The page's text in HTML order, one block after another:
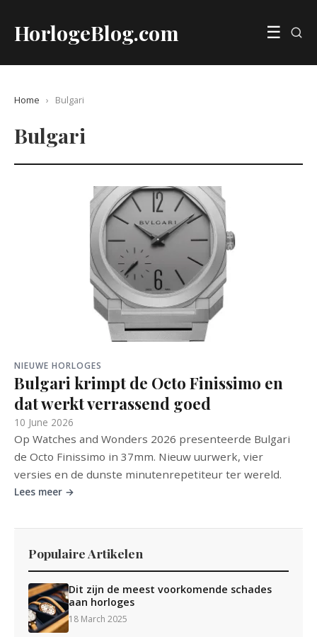
HorlogeBlog.com ☰
Home › Bulgari
Bulgari
NIEUWE HORLOGES
Bulgari krimpt de Octo Finissimo en
dat werkt verrassend goed
10 June 2026
Op Watches and Wonders 2026 presenteerde Bulgari
de Octo Finissimo in 37mm. Nieuw uurwerk, vier
versies en de dunste minutenrepetiteur ter wereld.
Lees meer →
Populaire Artikelen
Dit zijn de meest voorkomende schades
aan horloges
18 March 2025